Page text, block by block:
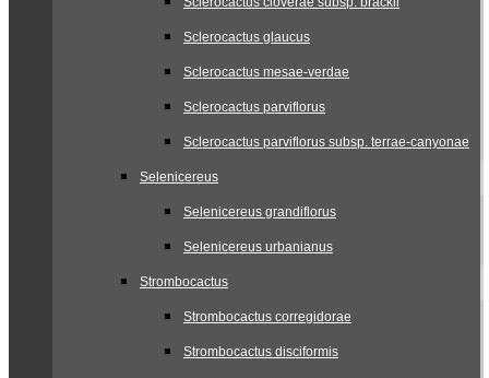
Sclerocactus glaucus
Sclerocactus mesae-verdae
Sclerocactus parviflorus
Sclerocactus parviflorus subsp. terrae-canyonae
Selenicereus
Selenicereus grandiflorus
Selenicereus urbanianus
Strombocactus
Strombocactus corregidorae
Strombocactus disciformis